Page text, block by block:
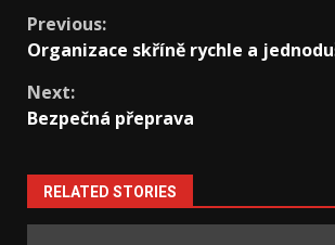
Continue
Reading
Previous:
Organizace skříně rychle a
Next:
Bezpečná přeprava
RELATED STORIES